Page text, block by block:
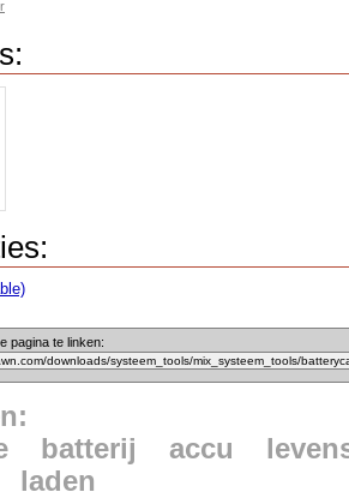
pagina te linken:
batterij accu
laden